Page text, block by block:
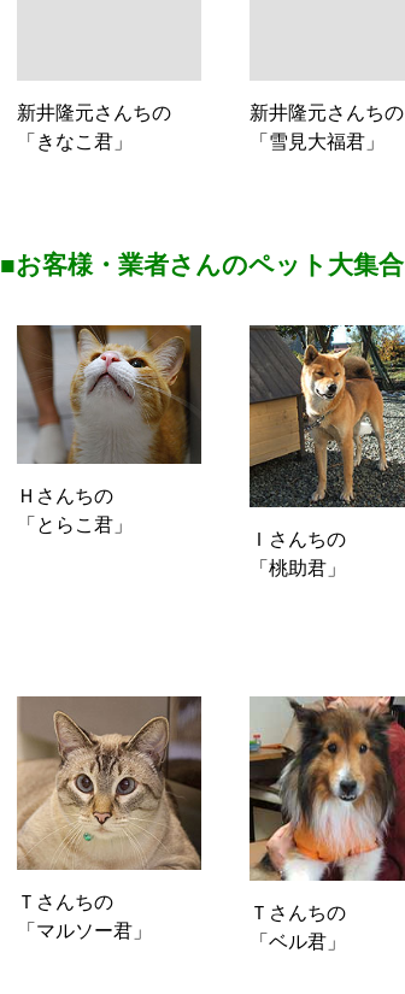
新井隆元さんちの
「きなこ君」
新井隆元さんちの
「雪見大福君」
■お客様・業者さんのペット大集合
Ｈさんちの
「とらこ君」
Ｉさんちの
「桃助君」
Ｔさんちの
「マルソー君」
Ｔさんちの
「ベル君」